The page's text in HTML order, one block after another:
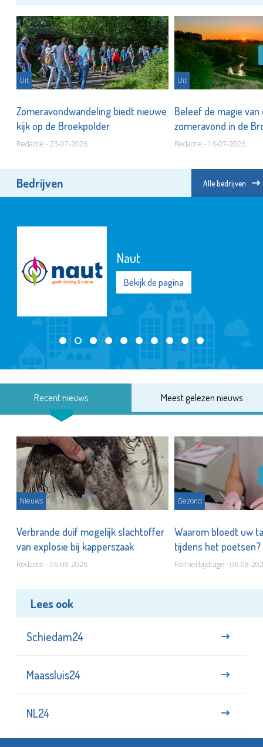
Uit
Zomeravondwandeling biedt nieuwe
kijk op de Broekpolder
Redactie - 23-07-2026
Uit
Beleef de magie van
zomeravond in de
Redactie - 16-07-2026
Bedrijven Alle bedrijven
Naut
Bekijk de pagina
Recent nieuws Meest gelezen nieuws
Nieuws
Verbrande duif mogelijk slachtoffer
van explosie bij kapperszaak
Redactie - 06-08-2026
Gezond
Waarom bloedt uw
tijdens het poetsen?
Partnerbijdrage - 06-08-
Lees ook
Schiedam24
Maassluis24
NL24